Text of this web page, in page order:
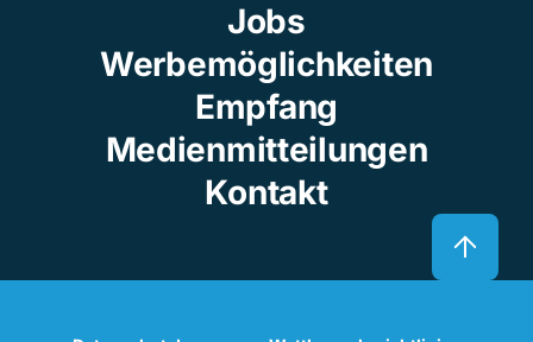
Jobs
Werbemöglichkeiten
Empfang
Medienmitteilungen
Kontakt